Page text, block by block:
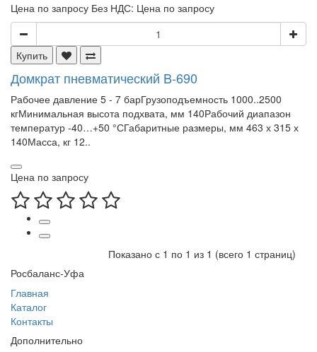
Цена по запросу Без НДС: Цена по запросу
Купить
Домкрат пневматический B-690
Рабочее давление 5 - 7 барГрузоподъемность 1000..2500
кгМинимальная высота подхвата, мм 140Рабочий диапазон
температур -40…+50 °СГабаритные размеры, мм 463 х 315 х
140Масса, кг 12..
Цена по запросу
Показано с 1 по 1 из 1 (всего 1 страниц)
Росбаланс-Уфа
Главная
Каталог
Контакты
Дополнительно